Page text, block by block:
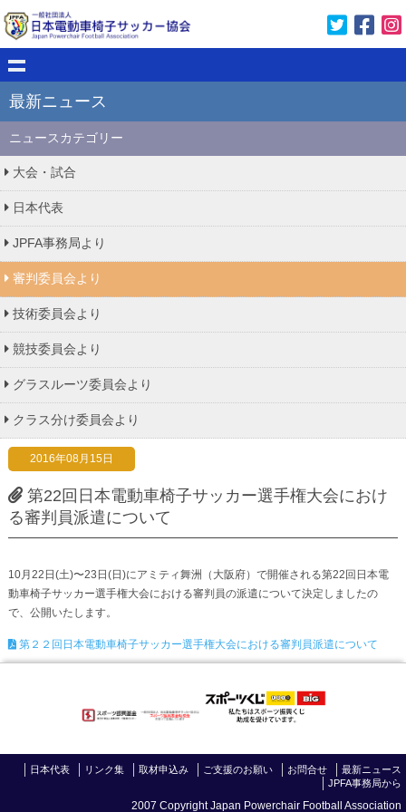
最新ニュース
ニュースカテゴリー
大会・試合
日本代表
JPFA事務局より
審判委員会より
技術委員会より
競技委員会より
グラスルーツ委員会より
クラス分け委員会より
2016年08月15日
第22回日本電動車椅子サッカー選手権大会におけ
る審判員派遣について
10月22日(土)〜23日(日)にアミティ舞洲（大阪府）で開催される第22回日本電
動車椅子サッカー選手権大会における審判員の派遣について決定しましたの
で、公開いたします。
第２２回日本電動車椅子サッカー選手権大会における審判員派遣について
最新ニュース
お問合せ
ご支援のお願い
取材申込み
リンク集
日本代表
JPFA事務局から
2007 Copyright Japan Powerchair Football Association